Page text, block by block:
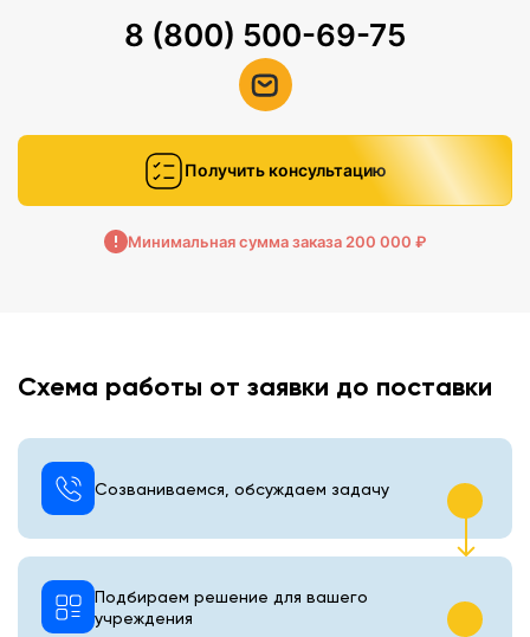
8 (800) 500-69-75
Получить консультацию
Минимальная сумма заказа 200 000 ₽
Схема работы от заявки до поставки
Созваниваемся, обсуждаем задачу
Подбираем решение для вашего
учреждения